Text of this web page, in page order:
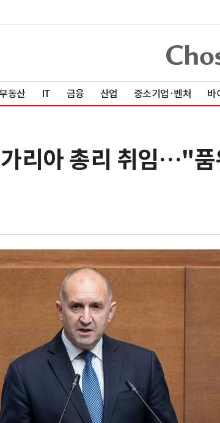
동산 IT 금융 산업 중소기업·벤처 바
리아 총리 취임…"품